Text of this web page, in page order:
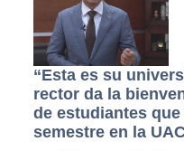
“Esta es su
rector da la
de estudiantes
semestre en la